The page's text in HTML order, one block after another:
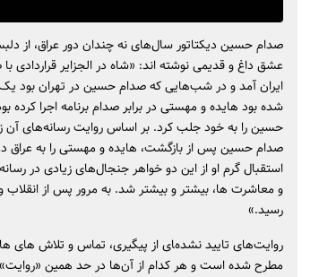
صدام حسین دیکتاتور سال‌های نه چندان دور عراق، از
عشق داغ و قدیمی نوشته اند: «شاه در الجزایر
ایران آمد و در شب‌هایی که صدام حسین در تهران بود یک
شده بود هایده و مهستی در برابر صدام برنامه اجرا کرده
حسین را به خود جلب کرد. بر اساس روایت رسانه‌های
صدام حسین پس از بازگشت، هایده و مهستی را به عراق
استقبال گرم او از این دو خواهر جنجال‌های زیادی در
و معاشرت ها، بیشتر و بیشتر شد. به مرور پس از انقلاب و
رسید.»
روایت‌های تایید نشده‌‍ای از پیگیری، تماس و تلاش
مطرح شده است و هر کدام از آن‌ها در حد همین «روایت»